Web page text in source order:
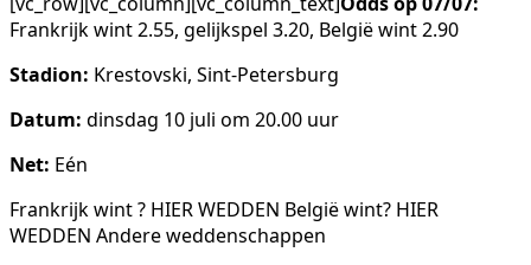
Frankrijk wint 2.55, gelijkspel 3.20, België wint 2.90
Stadion: Krestovski, Sint-Petersburg
Datum: dinsdag 10 juli om 20.00 uur
Net: Eén
Frankrijk wint ? HIER WEDDEN België wint? HIER
WEDDEN Andere weddenschappen